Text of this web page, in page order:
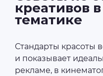
креативов
тематике
Стандарты красоты
и показывает
рекламе, в